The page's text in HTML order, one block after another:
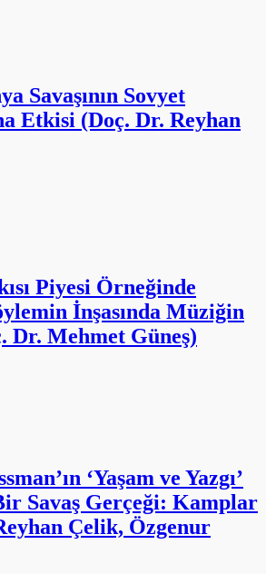
Savaşının Sovyet
Etkisi (Doç. Dr. Reyhan
Piyesi Örneğinde
İnşasında Müziğin
Dr. Mehmet Güneş)
‘Yaşam ve Yazgı’
Savaş Gerçeği: Kamplar
Çelik, Özgenur